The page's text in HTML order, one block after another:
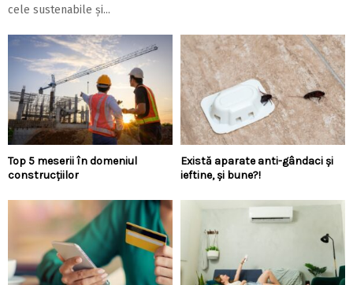
cele sustenabile și...
Top 5 meserii în domeniul
construcțiilor
Există aparate anti-gândaci și
ieftine, și bune?!